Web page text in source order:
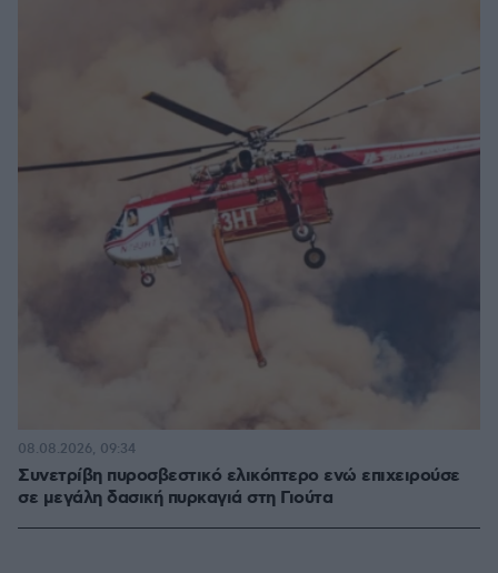
Συνετρίβη πυροσβεστικό ελικόπτερο ενώ επιχειρούσε
σε μεγάλη δασική πυρκαγιά στη Γιούτα
08.08.2026, 09:34